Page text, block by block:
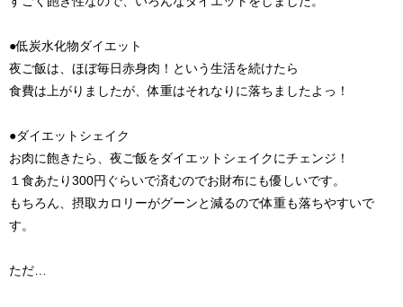
●低炭水化物ダイエット
夜ご飯は、ほぼ毎日赤身肉！という生活を続けたら
食費は上がりましたが、体重はそれなりに落ちましたよっ！
●ダイエットシェイク
お肉に飽きたら、夜ご飯をダイエットシェイクにチェンジ！
１食あたり300円ぐらいで済むのでお財布にも優しいです。
もちろん、摂取カロリーがグーンと減るので体重も落ちやすいで
す。
ただ…